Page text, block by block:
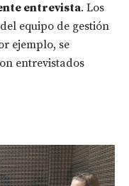
entrevista. Los
equipo de gestión
ejemplo, se
entrevistados